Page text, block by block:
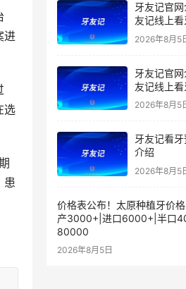
进
选
患
牙友记官
友记线上
地同城就诊
2026年8月5
牙友记官
友记线上
优势在哪里
2026年8月5
牙友记看
介绍
2026年8月5
价格表公布！太原种植牙价
产3000+|进口6000+|半口
80000
2026年8月5日